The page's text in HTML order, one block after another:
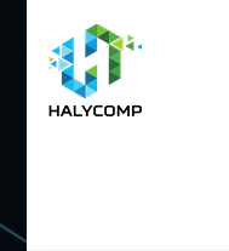
halycomp.hu
A megoldás mi vagyunk